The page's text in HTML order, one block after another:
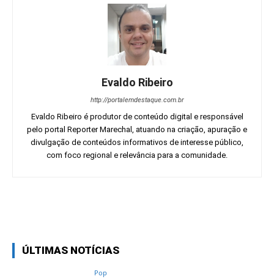
Evaldo Ribeiro
http://portalemdestaque.com.br
Evaldo Ribeiro é produtor de conteúdo digital e responsável
pelo portal Reporter Marechal, atuando na criação, apuração e
divulgação de conteúdos informativos de interesse público,
com foco regional e relevância para a comunidade.
ÚLTIMAS NOTÍCIAS
Pop